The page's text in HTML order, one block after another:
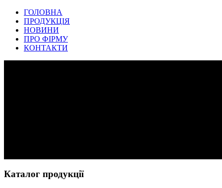
ГОЛОВНА
ПРОДУКЦІЯ
НОВИНИ
ПРО ФІРМУ
КОНТАКТИ
Каталог продукції